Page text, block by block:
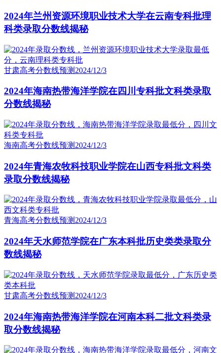
2024年兰州资源环境职业技术大学在云南专科批理
科类录取分数线揭秘
甘肃高考分数线预测 2024/12/3
2024年海南热带海洋学院在四川专科批文科类录取
分数线揭秘
海南高考分数线预测 2024/12/3
2024年青海农牧科技职业学院在山西专科批文科类
录取分数线揭秘
青海高考分数线预测 2024/12/3
2024年天水师范学院在广东本科批历史类类录取分
数线揭秘
甘肃高考分数线预测 2024/12/3
2024年海南热带海洋学院在河南本科二批文科类录
取分数线揭秘